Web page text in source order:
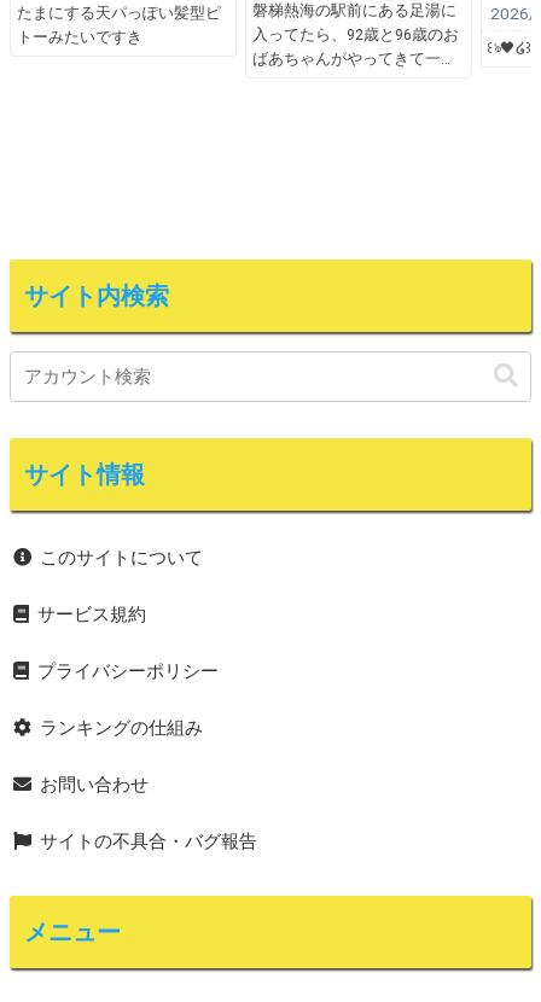
たまにする天パっぽい髪型ピ
トーみたいですき
磐梯熱海の駅前にある足湯に
入ってたら、92歳と96歳のお
ばあちゃんがやってきて一
2026/
꒰ঌ🖤໒꒱
サイト内検索
サイト情報
このサイトについて
サービス規約
プライバシーポリシー
ランキングの仕組み
お問い合わせ
サイトの不具合・バグ報告
メニュー